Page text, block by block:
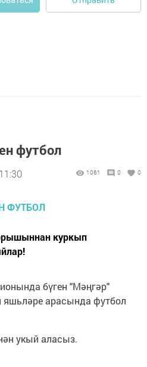
футбол
1061 0 0
куркып
бүген "Мәңгәр"
арасында футбол
укый аласыз.